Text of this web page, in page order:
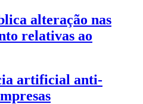
alteração nas
relativas ao
artificial anti-